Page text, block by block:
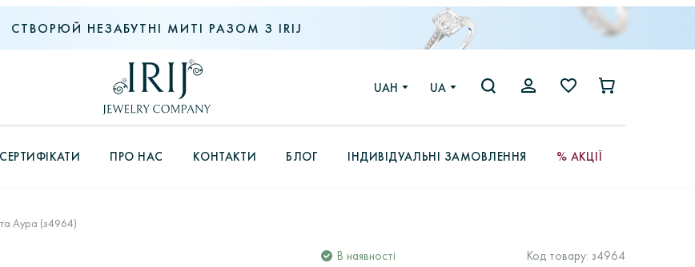
СТВОРЮЙ НЕЗАБУТНІ МИТІ РАЗОМ З IRIJ
UAH UA
ПРО НАС КОНТАКТИ БЛОГ ІНДИВІДУАЛЬНІ ЗАМОВЛЕННЯ % АКЦІЇ
Аура (з4964)
В наявності Код товару: з4964